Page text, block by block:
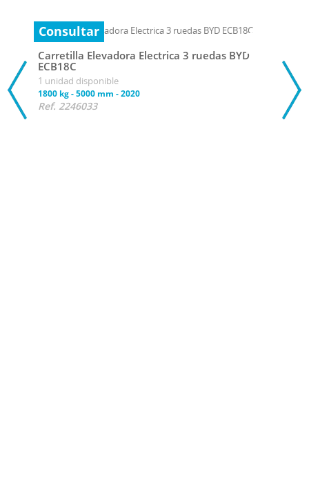
Consultar
Carretilla Elevadora Electrica 3 ruedas BYD
ECB18C
1 unidad disponible
1800 kg-5000 mm -2020
Ref. 2246033